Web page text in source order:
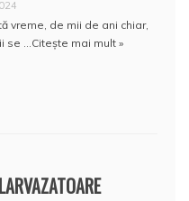
vreme, de mii de ani chiar,
se …Citește mai mult »